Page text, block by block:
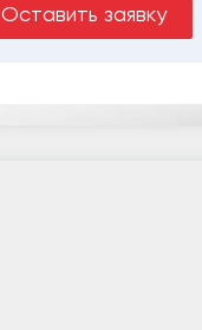
Оставить заявку